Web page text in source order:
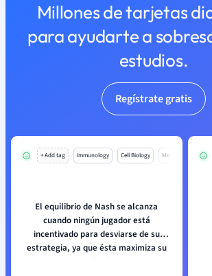
Millones de tarjetas
para ayudarte a
estudios.
Regístrate gratis
+ Add tag Immunology Cell Biology Mo
El equilibrio de Nash se alcanza
cuando ningún jugador está
incentivado para desviarse de su
estrategia, ya que ésta maximiza su
resultado.